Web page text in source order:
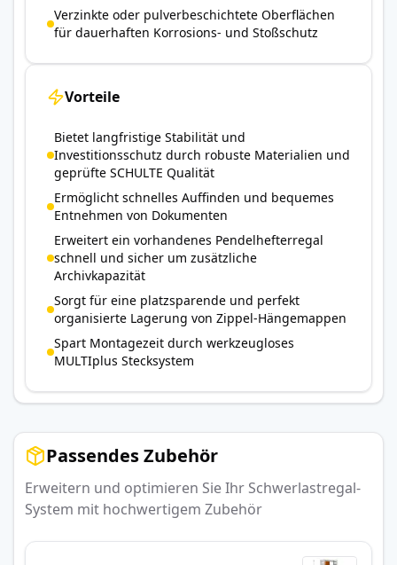
Verzinkte oder pulverbeschichtete Oberflächen
für dauerhaften Korrosions- und Stoßschutz
Vorteile
Bietet langfristige Stabilität und
Investitionsschutz durch robuste Materialien und
geprüfte SCHULTE Qualität
Ermöglicht schnelles Auffinden und bequemes
Entnehmen von Dokumenten
Erweitert ein vorhandenes Pendelhefterregal
schnell und sicher um zusätzliche
Archivkapazität
Sorgt für eine platzsparende und perfekt
organisierte Lagerung von Zippel-Hängemappen
Spart Montagezeit durch werkzeugloses
MULTIplus Stecksystem
Passendes Zubehör
Erweitern und optimieren Sie Ihr Schwerlastregal-
System mit hochwertigem Zubehör